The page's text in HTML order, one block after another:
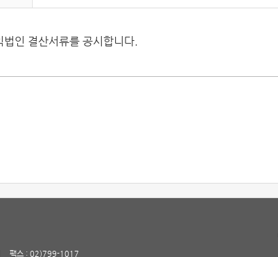
인 결산서류를 공시합니다.
팩스 : 02)799-1017